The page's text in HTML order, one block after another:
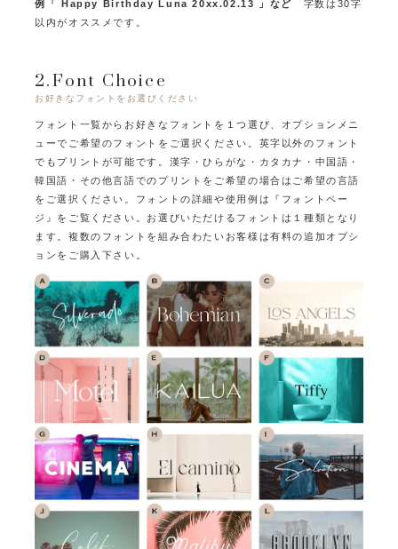
例「 Happy Birthday Luna 20xx.02.13 」など 字数は30字
以内がオススメです。
2.Font Choice
お好きなフォントをお選びください
フォント一覧からお好きなフォントを１つ選び、オプションメニ
ューでご希望のフォントをご選択ください。 英字以外のフォント
でもプリントが可能です。 漢字・ひらがな・カタカナ・中国語・
韓国語・その他言語でのプリントをご希望の場合はご希望の言語
をご選択ください。
フォントの詳細や使用例は『フォントペー
ジ』をご覧ください。 お選びいただけるフォントは１種類となり
ます。 複数のフォントを組み合わたいお客様は有料の追加オプシ
ョンをご購入下さい。